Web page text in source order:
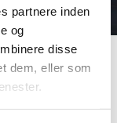
partnere inden
og
disse
dem, eller som